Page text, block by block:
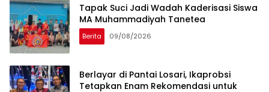
Tapak Suci Jadi Wadah Kaderisasi Siswa
MA Muhammadiyah Tanetea
Berita 09/08/2026
Berlayar di Pantai Losari, Ikaprobsi
Tetapkan Enam Rekomendasi untuk